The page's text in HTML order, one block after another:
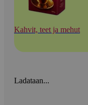
Kahvit, teet ja mehut
Ladataan...